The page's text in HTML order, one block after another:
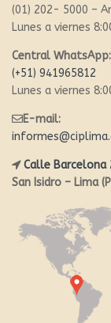
(01) 202- 5000 –
Lunes a viernes
Central WhatsApp:
(+51) 941965812
Lunes a viernes
E-mail:
Calle Barcelona
San Isidro – Lima